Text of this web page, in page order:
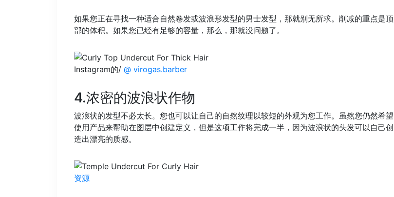
如果您正在寻找一种适合自然卷发或波浪形发型的男士发型，那就别无所求。削减的重点是顶
部的体积。如果您已经有足够的容量，那么，那就没问题了。
Instagram的/ @ virogas.barber
4.浓密的波浪状作物
波浪状的发型不必太长。您也可以让自己的自然纹理以较短的外观为您工作​​。虽然您仍然希望
使用产品来帮助在图层中创建定义，但是这项工作将完成一半，因为波浪状的头发可以自己创
造出漂亮的质感。
资源